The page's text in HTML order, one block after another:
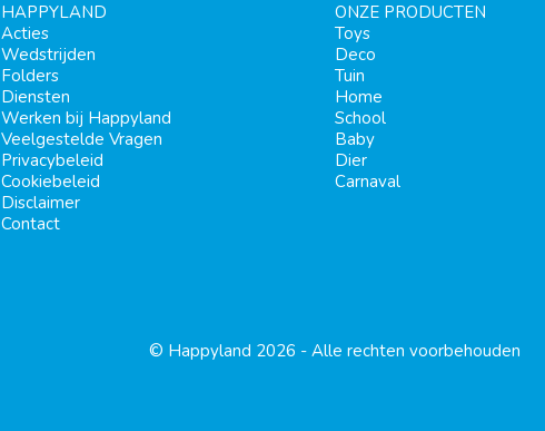
HAPPYLAND
Acties
Wedstrijden
Folders
Diensten
Werken bij Happyland
Veelgestelde Vragen
Privacybeleid
Cookiebeleid
Disclaimer
Contact
ONZE PRODUCTEN
Toys
Deco
Tuin
Home
School
Baby
Dier
Carnaval
© Happyland 2026 - Alle rechten voorbehouden